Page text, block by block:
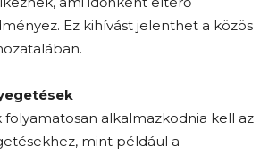
Ez kihívást jelenthet a közös
folyamatosan alkalmazkodnia kell az
mint például a